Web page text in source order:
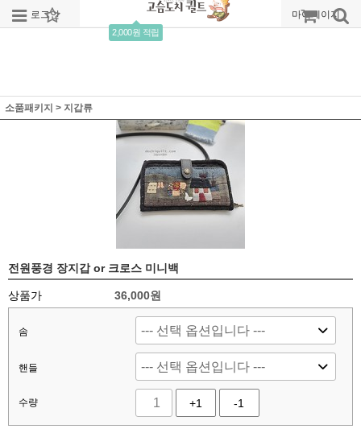
로그인 회원가입
2,000원 적립
주문조회 마이페이지
소품패키지 > 지갑류
전원풍경 장지갑 or 크로스 미니백
상품가 36,000원
솜
핸들
수량 +1 -1